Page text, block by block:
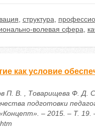
структура
волевая сфера
как условие
П. В. , Товарищева Ф. Д.
подготовки
– 2015. – Т. 19.